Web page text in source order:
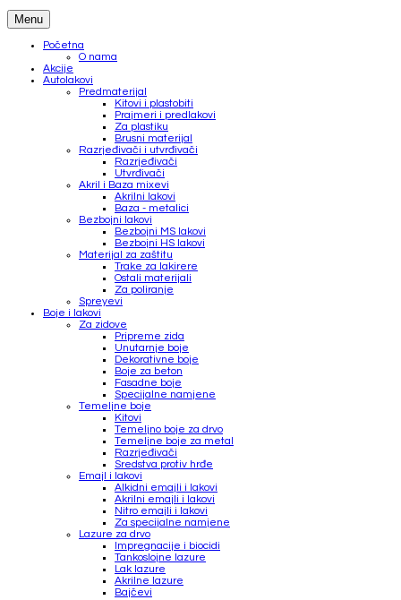
Menu
Početna
O nama
Akcije
Autolakovi
Predmaterijal
Kitovi i plastobiti
Prajmeri i predlakovi
Za plastiku
Brusni materijal
Razrjeđivači i utvrđivači
Razrjeđivači
Utvrđivači
Akril i Baza mixevi
Akrilni lakovi
Baza - metalici
Bezbojni lakovi
Bezbojni MS lakovi
Bezbojni HS lakovi
Materijal za zaštitu
Trake za lakirere
Ostali materijali
Za poliranje
Spreyevi
Boje i lakovi
Za zidove
Pripreme zida
Unutarnje boje
Dekorativne boje
Boje za beton
Fasadne boje
Specijalne namjene
Temeljne boje
Kitovi
Temeljno boje za drvo
Temeljne boje za metal
Razrjeđivači
Sredstva protiv hrđe
Emajl i lakovi
Alkidni emajli i lakovi
Akrilni emajli i lakovi
Nitro emajli i lakovi
Za specijalne namjene
Lazure za drvo
Impregnacije i biocidi
Tankoslojne lazure
Lak lazure
Akrilne lazure
Bajčevi